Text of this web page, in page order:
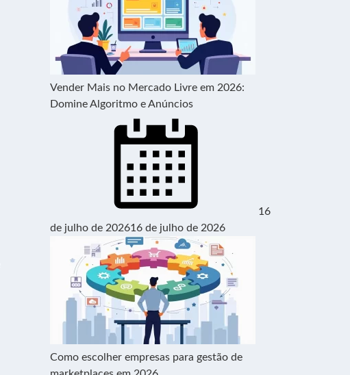
Vender Mais no Mercado Livre em 2026:
Domine Algoritmo e Anúncios
16
de julho de 202616 de julho de 2026
Como escolher empresas para gestão de